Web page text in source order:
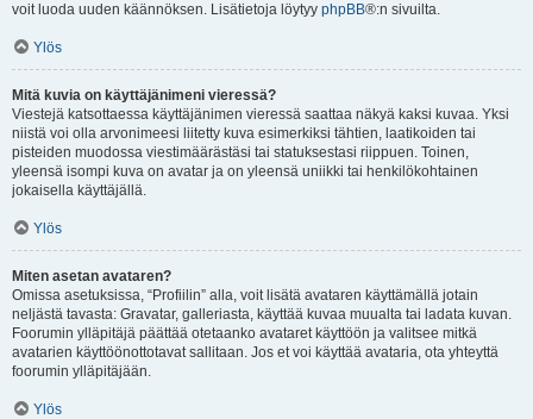
voit luoda uuden käännöksen. Lisätietoja löytyy phpBB®:n sivuilta.
Ylös
Mitä kuvia on käyttäjänimeni vieressä?
Viestejä katsottaessa käyttäjänimen vieressä saattaa näkyä kaksi kuvaa. Yksi
niistä voi olla arvonimeesi liitetty kuva esimerkiksi tähtien, laatikoiden tai
pisteiden muodossa viestimäärästäsi tai statuksestasi riippuen. Toinen,
yleensä isompi kuva on avatar ja on yleensä uniikki tai henkilökohtainen
jokaisella käyttäjällä.
Ylös
Miten asetan avataren?
Omissa asetuksissa, “Profiilin” alla, voit lisätä avataren käyttämällä jotain
neljästä tavasta: Gravatar, galleriasta, käyttää kuvaa muualta tai ladata kuvan.
Foorumin ylläpitäjä päättää otetaanko avataret käyttöön ja valitsee mitkä
avatarien käyttöönottotavat sallitaan. Jos et voi käyttää avataria, ota yhteyttä
foorumin ylläpitäjään.
Ylös